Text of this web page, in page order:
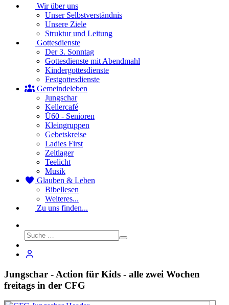
Wir über uns
Unser Selbstverständnis
Unsere Ziele
Struktur und Leitung
Gottesdienste
Der 3. Sonntag
Gottesdienste mit Abendmahl
Kindergottesdienste
Festgottesdienste
Gemeindeleben
Jungschar
Kellercafé
Ü60 - Senioren
Kleingruppen
Gebetskreise
Ladies First
Zeltlager
Teelicht
Musik
Glauben & Leben
Bibellesen
Weiteres...
Zu uns finden...
Jungschar - Action für Kids - alle zwei Wochen
freitags in der CFG